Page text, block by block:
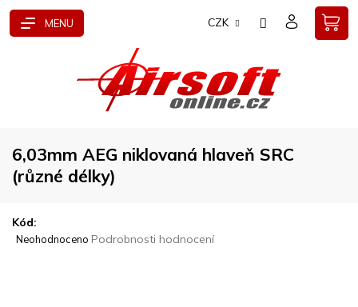
Přejít
CZK
6,03mm AEG niklovaná hlaveň SRC
(různé délky)
Kód:
Průměrné
Neohodnoceno Podrobnosti hodnocení